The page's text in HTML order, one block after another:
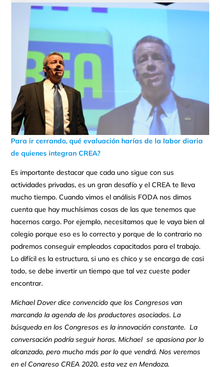
Para ir cerrando, qué evaluación harías de la labor diaria
de quienes integran CREA?
Es importante destacar que cada uno sigue con sus
actividades privadas, es un gran desafío y el CREA te lleva
mucho tiempo. Cuando vimos el análisis FODA nos dimos
cuenta que hay muchísimas cosas de las que tenemos que
hacernos cargo. Por ejemplo, necesitamos que le vaya bien al
colegio porque eso es lo correcto y porque de lo contrario no
podremos conseguir empleados capacitados para el trabajo.
Lo difícil es la estructura, si uno es chico y se encarga de casi
todo, se debe invertir un tiempo que tal vez cueste poder
encontrar.
Michael Dover dice convencido que los Congresos van
marcando la agenda de los productores asociados. La
búsqueda en los Congresos es la innovación constante. La
conversación podría seguir horas. Michael se apasiona por lo
alcanzado, pero mucho más por lo que vendrá. Nos veremos
en el Congreso CREA 2020, esta vez en Mendoza.